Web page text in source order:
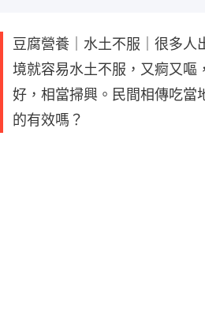
豆腐營養｜水土不服｜很多人
境就容易水土不服，又痾又嘔
好，相當掃興。民間相傳吃當
的有效嗎？